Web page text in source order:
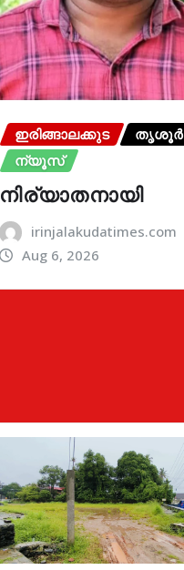
ഇരിങ്ങാലക്കുട
തൃശൂർ
ന്യൂസ്
നിര്യാതനായി
irinjalakudatimes.com
Aug 6, 2026